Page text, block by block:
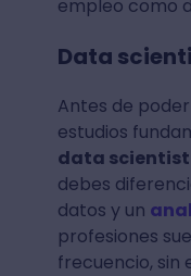
empleo como
Data
Antes de
estudios
data scientist
debes
datos y un
profesiones
frecuencio, sin